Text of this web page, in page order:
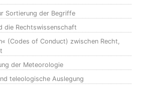
Sortierung der Begriffe
die Rechtswissenschaft
(Codes of Conduct) zwischen Recht,
der Meteorologie
teleologische Auslegung